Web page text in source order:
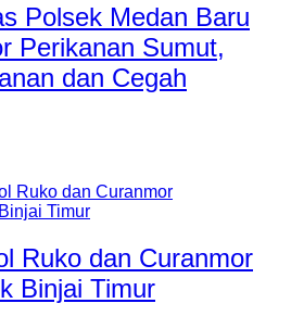
Polsek Medan Baru
Perikanan Sumut,
dan Cegah
Ruko dan Curanmor
Binjai Timur